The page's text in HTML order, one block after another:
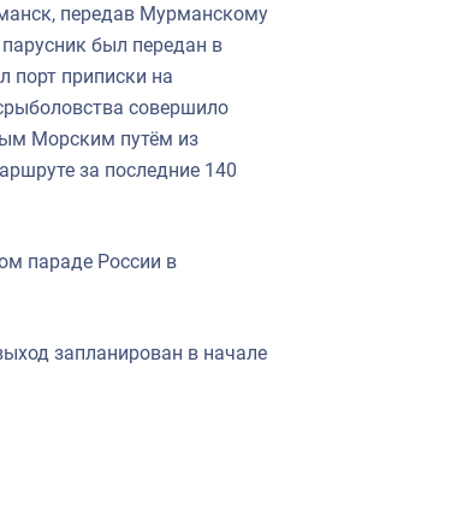
передав Мурманскому
парусник был передан в
порт приписки на
совершило
Морским путём из
за последние 140
параде России в
запланирован в начале